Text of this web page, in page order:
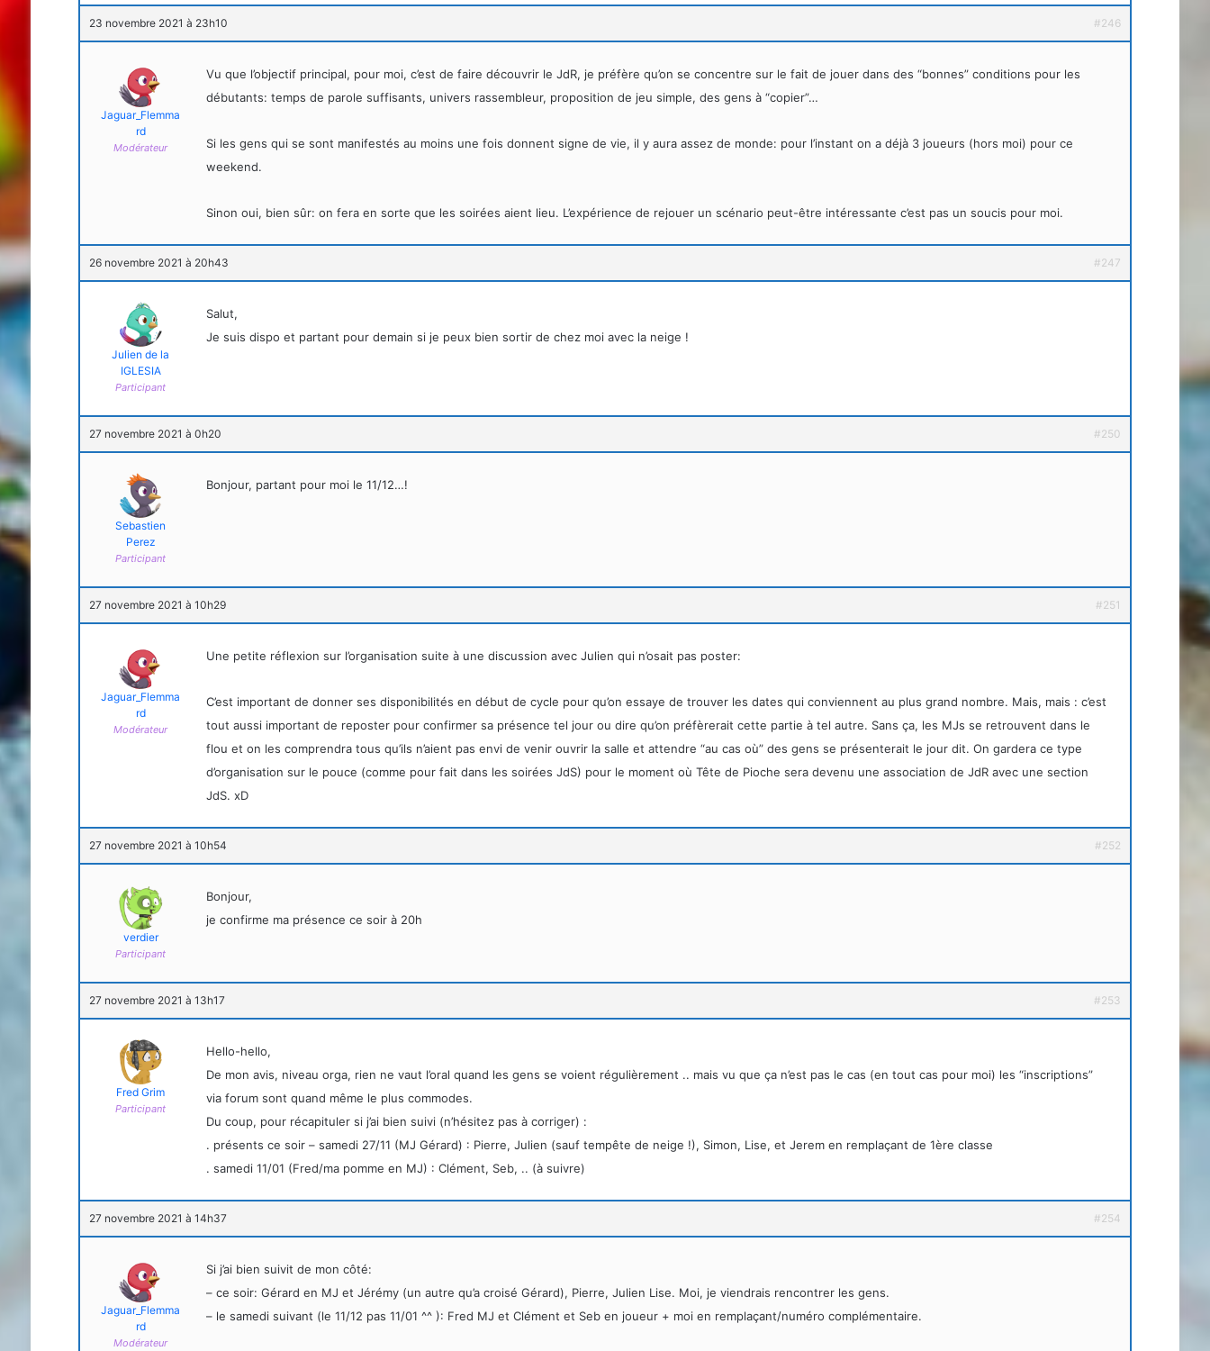
23 novembre 2021 à 23h10 #246
Jaguar_Flemma
rd
Modérateur
Vu que l’objectif principal, pour moi, c’est de faire découvrir le JdR, je préfère qu’on se concentre sur le fait de jouer dans des “bonnes” conditions pour les
débutants: temps de parole suffisants, univers rassembleur, proposition de jeu simple, des gens à “copier”…
Si les gens qui se sont manifestés au moins une fois donnent signe de vie, il y aura assez de monde: pour l’instant on a déjà 3 joueurs (hors moi) pour ce
weekend.
Sinon oui, bien sûr: on fera en sorte que les soirées aient lieu. L’expérience de rejouer un scénario peut-être intéressante c’est pas un soucis pour moi.
26 novembre 2021 à 20h43 #247
Julien de la
IGLESIA
Participant
Salut,
Je suis dispo et partant pour demain si je peux bien sortir de chez moi avec la neige !
27 novembre 2021 à 0h20 #250
Sebastien
Perez
Participant
Bonjour, partant pour moi le 11/12…!
27 novembre 2021 à 10h29 #251
Jaguar_Flemma
rd
Modérateur
Une petite réflexion sur l’organisation suite à une discussion avec Julien qui n’osait pas poster:
C’est important de donner ses disponibilités en début de cycle pour qu’on essaye de trouver les dates qui conviennent au plus grand nombre. Mais, mais : c’est
tout aussi important de reposter pour confirmer sa présence tel jour ou dire qu’on préfèrerait cette partie à tel autre. Sans ça, les MJs se retrouvent dans le
flou et on les comprendra tous qu’ils n’aient pas envi de venir ouvrir la salle et attendre “au cas où” des gens se présenterait le jour dit. On gardera ce type
d’organisation sur le pouce (comme pour fait dans les soirées JdS) pour le moment où Tête de Pioche sera devenu une association de JdR avec une section
JdS. xD
27 novembre 2021 à 10h54 #252
verdier
Participant
Bonjour,
je confirme ma présence ce soir à 20h
27 novembre 2021 à 13h17 #253
Fred Grim
Participant
Hello-hello,
De mon avis, niveau orga, rien ne vaut l’oral quand les gens se voient régulièrement .. mais vu que ça n’est pas le cas (en tout cas pour moi) les “inscriptions”
via forum sont quand même le plus commodes.
Du coup, pour récapituler si j’ai bien suivi (n’hésitez pas à corriger) :
. présents ce soir – samedi 27/11 (MJ Gérard) : Pierre, Julien (sauf tempête de neige !), Simon, Lise, et Jerem en remplaçant de 1ère classe
. samedi 11/01 (Fred/ma pomme en MJ) : Clément, Seb, .. (à suivre)
27 novembre 2021 à 14h37 #254
Jaguar_Flemma
rd
Modérateur
Si j’ai bien suivit de mon côté:
– ce soir: Gérard en MJ et Jérémy (un autre qu’a croisé Gérard), Pierre, Julien Lise. Moi, je viendrais rencontrer les gens.
– le samedi suivant (le 11/12 pas 11/01 ^^ ): Fred MJ et Clément et Seb en joueur + moi en remplaçant/numéro complémentaire.